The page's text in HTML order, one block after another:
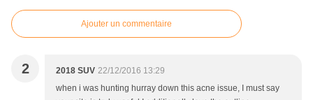
Ajouter un commentaire
2 2018 SUV 22/12/2016 13:29
when i was hunting hurray down this acne issue, I must say